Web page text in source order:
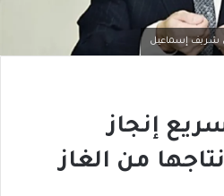
شريف إسماعيل
إنجاز
من الغاز